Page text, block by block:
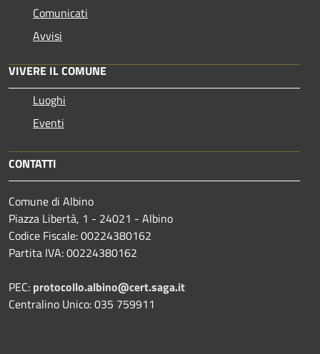
Comunicati
Avvisi
VIVERE IL COMUNE
Luoghi
Eventi
CONTATTI
Comune di Albino
Piazza Libertà, 1 - 24021 - Albino
Codice Fiscale: 00224380162
Partita IVA: 00224380162
PEC: protocollo.albino@cert.saga.it
Centralino Unico: 035 759911